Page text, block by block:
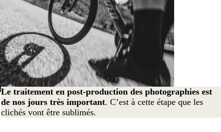
Le traitement en post-production des photographies est
de nos jours très important. C’est à cette étape que les
clichés vont être sublimés.